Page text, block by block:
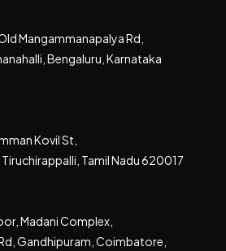
Mangammanapalya Rd,
Bengaluru, Karnataka
Kovil St,
Tiruchirappalli, Tamil Nadu 620017
Madani Complex,
Gandhipuram, Coimbatore,